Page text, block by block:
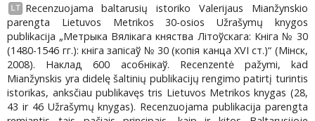
LT
Recenzuojama baltarusių istoriko Valerijaus Mianžynskio
parengta Lietuvos Metrikos 30-osios Užrašymų knygos
publikacija „Метрыка Вялікага княства Літоўскага: Кніга № 30
(1480-1546 гг.): кніга запісаў № 30 (копія канца XVI ст.)“ (Мінск,
2008). Наклад 600 асобнікаў. Recenzentė pažymi, kad
Mianžynskis yra didelę šaltinių publikacijų rengimo patirtį turintis
istorikas, anksčiau publikavęs tris Lietuvos Metrikos knygas (28,
43 ir 46 Užrašymų knygas). Recenzuojama publikacija parengta